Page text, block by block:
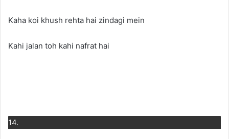
Kaha koi khush rehta hai zindagi mein
Kahi jalan toh kahi nafrat hai
14.